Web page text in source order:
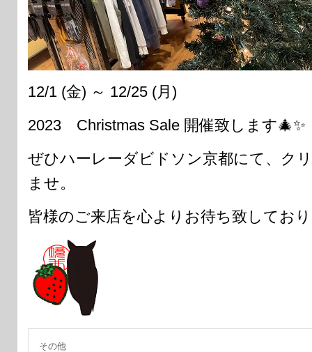
12/1 (金) ～ 12/25 (月)
2023 Christmas Sale 開催致します🎄✨
ぜひハーレーダビドソン京都にて、ク
ませ。
皆様のご来店を心よりお待ち致してお
その他